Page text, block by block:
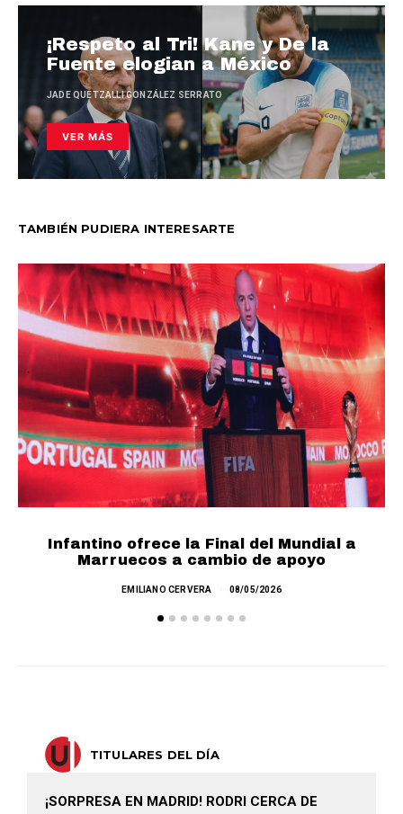
¡Respeto al Tri! Kane y De la
Fuente elogian a México
JADE QUETZALLI GONZÁLEZ SERRATO
VER MÁS
TAMBIÉN PUDIERA INTERESARTE
Infantino ofrece la Final del Mundial a
Marruecos a cambio de apoyo
EMILIANO CERVERA 08/05/2026
TITULARES DEL DÍA
¡SORPRESA EN MADRID! RODRI CERCA DE